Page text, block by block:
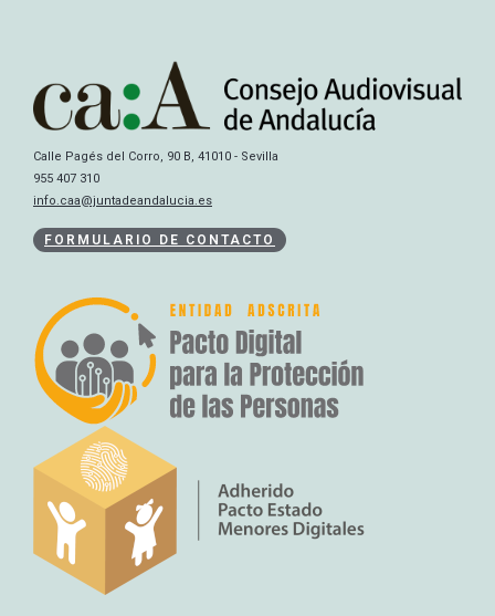
Calle Pagés del Corro, 90 B, 41010 - Sevilla
955 407 310
info.caa@juntadeandalucia.es
FORMULARIO DE CONTACTO